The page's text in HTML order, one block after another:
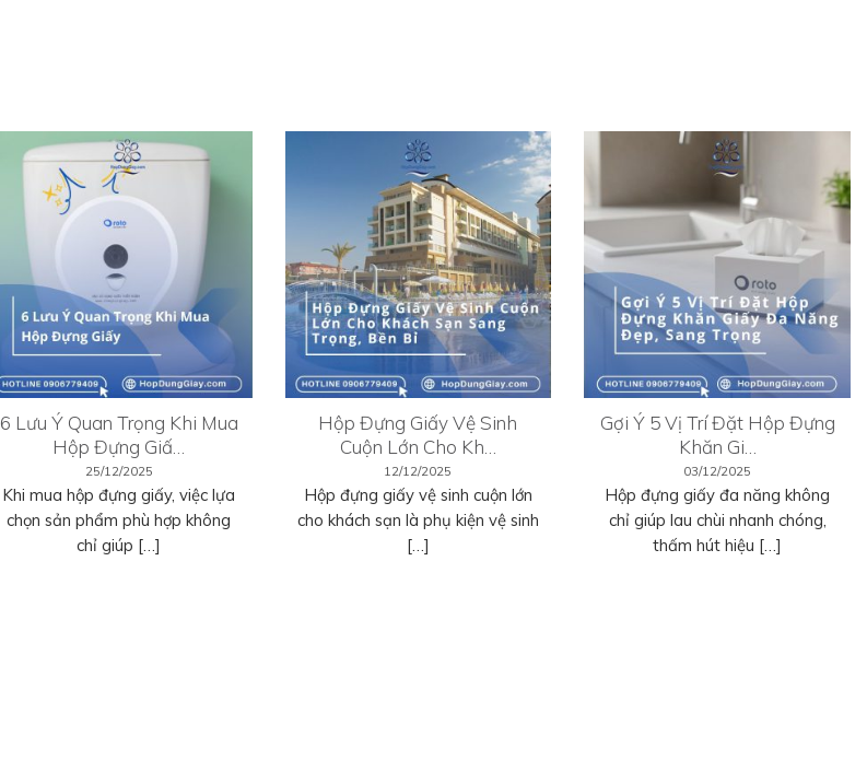
6 Lưu Ý Quan Trọng Khi Mua
Hộp Đựng Giấ…
25/12/2025
Khi mua hộp đựng giấy, việc lựa
chọn sản phẩm phù hợp không
chỉ giúp […]
Hộp Đựng Giấy Vệ Sinh
Cuộn Lớn Cho Kh…
12/12/2025
Hộp đựng giấy vệ sinh cuộn lớn
cho khách sạn là phụ kiện vệ sinh
[…]
Gợi Ý 5 Vị Trí Đặt Hộp Đựng
Khăn Gi…
03/12/2025
Hộp đựng giấy đa năng không
chỉ giúp lau chùi nhanh chóng,
thấm hút hiệu […]